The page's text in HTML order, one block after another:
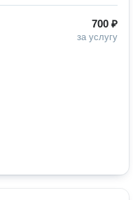
700 ₽
за услугу